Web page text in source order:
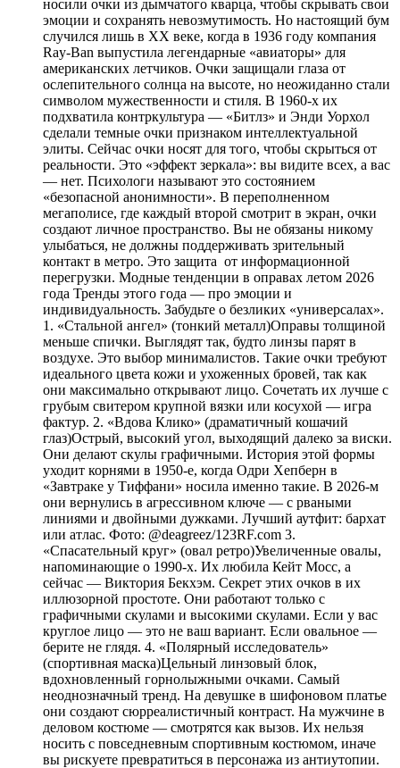
носили очки из дымчатого кварца, чтобы скрывать свои
эмоции и сохранять невозмутимость. Но настоящий бум
случился лишь в XX веке, когда в 1936 году компания
Ray-Ban выпустила легендарные «авиаторы» для
американских летчиков. Очки защищали глаза от
ослепительного солнца на высоте, но неожиданно стали
символом мужественности и стиля. В 1960-х их
подхватила контркультура — «Битлз» и Энди Уорхол
сделали темные очки признаком интеллектуальной
элиты. Сейчас очки носят для того, чтобы скрыться от
реальности. Это «эффект зеркала»: вы видите всех, а вас
— нет. Психологи называют это состоянием
«безопасной анонимности». В переполненном
мегаполисе, где каждый второй смотрит в экран, очки
создают личное пространство. Вы не обязаны никому
улыбаться, не должны поддерживать зрительный
контакт в метро. Это защита от информационной
перегрузки. Модные тенденции в оправах летом 2026
года Тренды этого года — про эмоции и
индивидуальность. Забудьте о безликих «универсалах».
1. «Стальной ангел» (тонкий металл)Оправы толщиной
меньше спички. Выглядят так, будто линзы парят в
воздухе. Это выбор минималистов. Такие очки требуют
идеального цвета кожи и ухоженных бровей, так как
они максимально открывают лицо. Сочетать их лучше с
грубым свитером крупной вязки или косухой — игра
фактур. 2. «Вдова Клико» (драматичный кошачий
глаз)Острый, высокий угол, выходящий далеко за виски.
Они делают скулы графичными. История этой формы
уходит корнями в 1950-е, когда Одри Хепберн в
«Завтраке у Тиффани» носила именно такие. В 2026-м
они вернулись в агрессивном ключе — с рваными
линиями и двойными дужками. Лучший аутфит: бархат
или атлас. Фото: @deagreez/123RF.com 3.
«Спасательный круг» (овал ретро)Увеличенные овалы,
напоминающие о 1990-х. Их любила Кейт Мосс, а
сейчас — Виктория Бекхэм. Секрет этих очков в их
иллюзорной простоте. Они работают только с
графичными скулами и высокими скулами. Если у вас
круглое лицо — это не ваш вариант. Если овальное —
берите не глядя. 4. «Полярный исследователь»
(спортивная маска)Цельный линзовый блок,
вдохновленный горнолыжными очками. Самый
неоднозначный тренд. На девушке в шифоновом платье
они создают сюрреалистичный контраст. На мужчине в
деловом костюме — смотрятся как вызов. Их нельзя
носить с повседневным спортивным костюмом, иначе
вы рискуете превратиться в персонажа из антиутопии.